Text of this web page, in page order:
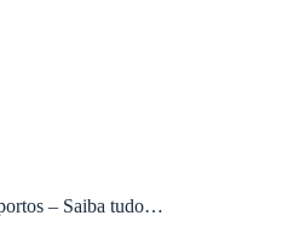
– Saiba tudo…